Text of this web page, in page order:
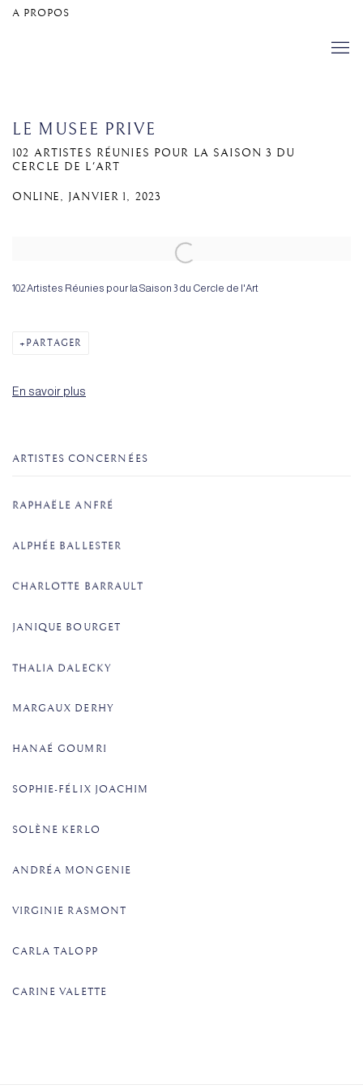
A PROPOS
LE MUSEE PRIVE
102 ARTISTES RÉUNIES POUR LA SAISON 3 DU
CERCLE DE L'ART
ONLINE, JANVIER 1, 2023
Open a larger version of the following image in a popup:
102 Artistes Réunies pour la Saison 3 du Cercle de l'Art
PARTAGER
En savoir plus
ARTISTES CONCERNÉES
RAPHAËLE ANFRÉ
ALPHÉE BALLESTER
CHARLOTTE BARRAULT
JANIQUE BOURGET
THALIA DALECKY
MARGAUX DERHY
HANAÉ GOUMRI​
SOPHIE-FÉLIX JOACHIM
SOLÈNE KERLO
ANDRÉA MONGENIE​
VIRGINIE RASMONT​
CARLA TALOPP
CARINE VALETTE